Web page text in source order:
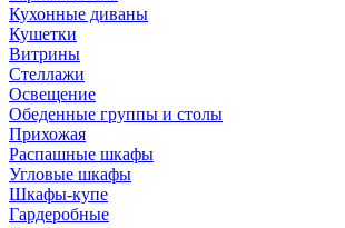
Кухонные диваны
Кушетки
Витрины
Стеллажи
Освещение
Обеденные группы и столы
Прихожая
Распашные шкафы
Угловые шкафы
Шкафы-купе
Гардеробные